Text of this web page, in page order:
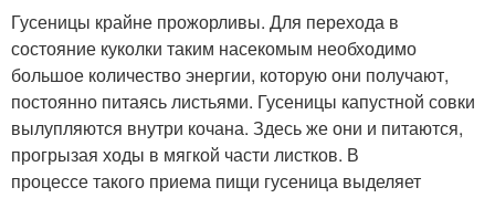
Гусеницы крайне прожорливы. Для перехода в
состояние куколки таким насекомым необходимо
большое количество энергии, которую они получают,
постоянно питаясь листьями. Гусеницы капустной совки
вылупляются внутри кочана. Здесь же они и питаются,
прогрызая ходы в мягкой части листков. В
процессе такого приема пищи гусеница выделяет